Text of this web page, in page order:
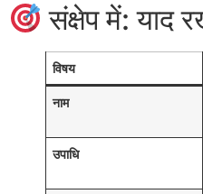
संक्षेप में: याद
विषय
नाम
उपाधि